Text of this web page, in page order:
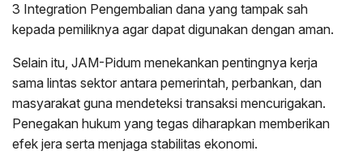
3 Integration Pengembalian dana yang tampak sah
kepada pemiliknya agar dapat digunakan dengan aman.
Selain itu, JAM-Pidum menekankan pentingnya kerja
sama lintas sektor antara pemerintah, perbankan, dan
masyarakat guna mendeteksi transaksi mencurigakan.
Penegakan hukum yang tegas diharapkan memberikan
efek jera serta menjaga stabilitas ekonomi.